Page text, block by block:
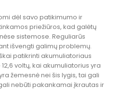
dėl savo patikimumo ir
priežiūros, kad galėtų
sistemose. Reguliarūs
išvengti galimų problemų.
patikrinti akumuliatoriaus
voltų, kai akumuliatorius yra
žemesnė nei šis lygis, tai gali
nebūti pakankamai įkrautas ir